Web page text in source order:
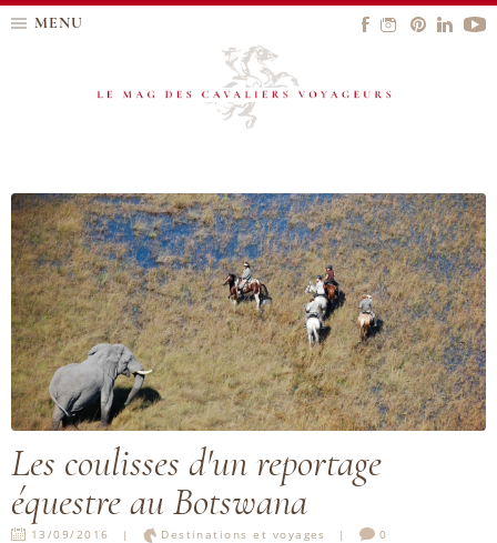
MENU
Les coulisses d'un reportage
équestre au Botswana
13/09/2016 Destinations et voyages 0